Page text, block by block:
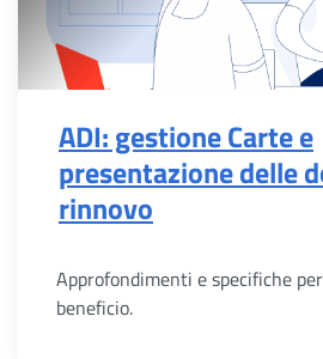
ADI: gestione Carte e
presentazione delle
rinnovo
Approfondimenti e specifiche
beneficio.